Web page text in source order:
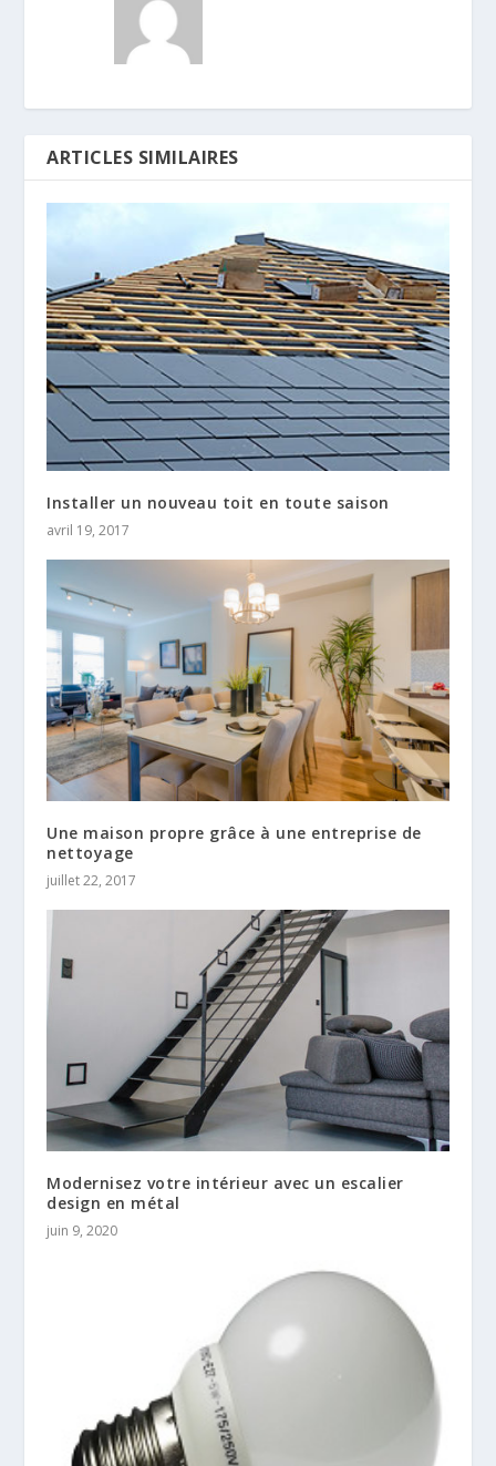
ARTICLES SIMILAIRES
Installer un nouveau toit en toute saison
avril 19, 2017
Une maison propre grâce à une entreprise de
nettoyage
juillet 22, 2017
Modernisez votre intérieur avec un escalier
design en métal
juin 9, 2020